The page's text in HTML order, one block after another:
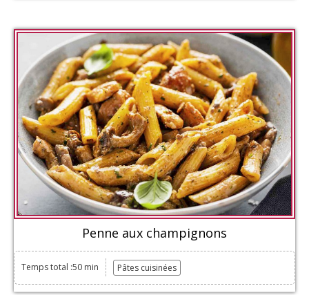
Penne aux champignons
Temps total :50 min Pâtes cuisinées